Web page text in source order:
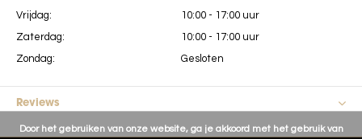
Vrijdag:
Zaterdag:
Zondag:
10:00 - 17:00 uur
10:00 - 17:00 uur
Gesloten
Reviews
Door het gebruiken van onze website, ga je akkoord met het gebruik van